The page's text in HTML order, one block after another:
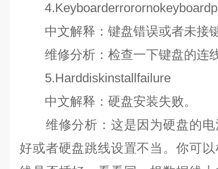
中文解释：键盘错误或者未接
维修分析：检查一下键盘的连
5.Harddiskinstallfailure
中文解释：硬盘安装失败。
维修分析：这是因为硬盘的电
好或者硬盘跳线设置不当。你可